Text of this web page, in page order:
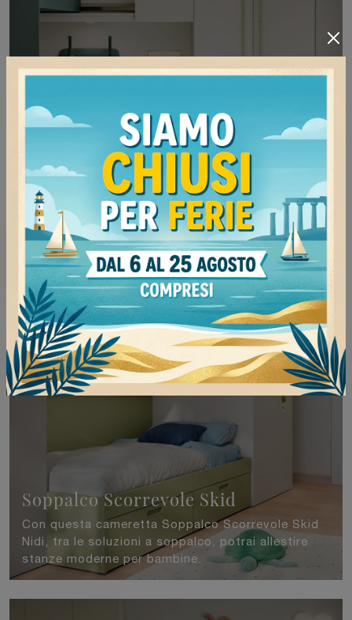
Soppalco Scorrevole Slide
Arreda stanzette moderne con le Camerette a
soppalco Nidi! Il modello Soppalco Scorrevole
Slide in melaminico è per bambini.
Soppalco Scorrevole Skid
Con questa cameretta Soppalco Scorrevole Skid
Nidi, tra le soluzioni a soppalco, potrai allestire
stanze moderne per bambine.